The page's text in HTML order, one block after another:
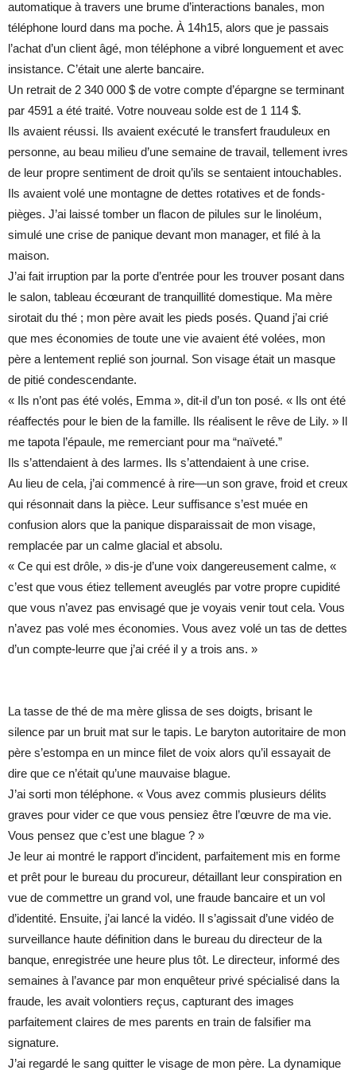
automatique à travers une brume d’interactions banales, mon
téléphone lourd dans ma poche. À 14h15, alors que je passais
l’achat d’un client âgé, mon téléphone a vibré longuement et avec
insistance. C’était une alerte bancaire.
Un retrait de 2 340 000 $ de votre compte d’épargne se terminant
par 4591 a été traité. Votre nouveau solde est de 1 114 $.
Ils avaient réussi. Ils avaient exécuté le transfert frauduleux en
personne, au beau milieu d’une semaine de travail, tellement ivres
de leur propre sentiment de droit qu’ils se sentaient intouchables.
Ils avaient volé une montagne de dettes rotatives et de fonds-
pièges. J’ai laissé tomber un flacon de pilules sur le linoléum,
simulé une crise de panique devant mon manager, et filé à la
maison.
J’ai fait irruption par la porte d’entrée pour les trouver posant dans
le salon, tableau écœurant de tranquillité domestique. Ma mère
sirotait du thé ; mon père avait les pieds posés. Quand j’ai crié
que mes économies de toute une vie avaient été volées, mon
père a lentement replié son journal. Son visage était un masque
de pitié condescendante.
« Ils n’ont pas été volés, Emma », dit-il d’un ton posé. « Ils ont été
réaffectés pour le bien de la famille. Ils réalisent le rêve de Lily. » Il
me tapota l’épaule, me remerciant pour ma “naïveté.”
Ils s’attendaient à des larmes. Ils s’attendaient à une crise.
Au lieu de cela, j’ai commencé à rire—un son grave, froid et creux
qui résonnait dans la pièce. Leur suffisance s’est muée en
confusion alors que la panique disparaissait de mon visage,
remplacée par un calme glacial et absolu.
« Ce qui est drôle, » dis-je d’une voix dangereusement calme, «
c’est que vous étiez tellement aveuglés par votre propre cupidité
que vous n’avez pas envisagé que je voyais venir tout cela. Vous
n’avez pas volé mes économies. Vous avez volé un tas de dettes
d’un compte-leurre que j’ai créé il y a trois ans. »
La tasse de thé de ma mère glissa de ses doigts, brisant le
silence par un bruit mat sur le tapis. Le baryton autoritaire de mon
père s’estompa en un mince filet de voix alors qu’il essayait de
dire que ce n’était qu’une mauvaise blague.
J’ai sorti mon téléphone. « Vous avez commis plusieurs délits
graves pour vider ce que vous pensiez être l’œuvre de ma vie.
Vous pensez que c’est une blague ? »
Je leur ai montré le rapport d’incident, parfaitement mis en forme
et prêt pour le bureau du procureur, détaillant leur conspiration en
vue de commettre un grand vol, une fraude bancaire et un vol
d’identité. Ensuite, j’ai lancé la vidéo. Il s’agissait d’une vidéo de
surveillance haute définition dans le bureau du directeur de la
banque, enregistrée une heure plus tôt. Le directeur, informé des
semaines à l’avance par mon enquêteur privé spécialisé dans la
fraude, les avait volontiers reçus, capturant des images
parfaitement claires de mes parents en train de falsifier ma
signature.
J’ai regardé le sang quitter le visage de mon père. La dynamique